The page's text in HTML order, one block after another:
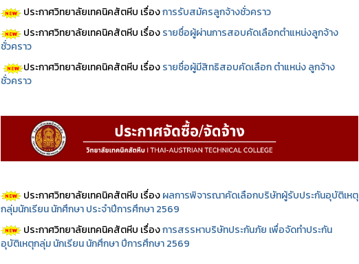
ประกาศวิทยาลัยเทคนิคสัตหีบ เรื่องการรับสมัครลูกจ้างชั่วคราว
ประกาศวิทยาลัยเทคนิคสัตหีบ เรื่องรายชื่อผู้ผ่านการสอบคัดเลือกตำแหน่งลูกจ้าง
ชั่วคราว
ประกาศวิทยาลัยเทคนิคสัตหีบ เรื่องรายชื่อผู้มีสิทธิสอบคัดเลือก ตำแหน่ง ลูกจ้าง
ชั่วคราว
ประกาศวิทยาลัยเทคนิคสัตหีบ เรื่องผลการพิจารณาคัดเลือกบริษัทผู้รับประกันอุบัติเหตุ
กลุ่มนักเรียน นักศึกษา ประจำปีการศึกษา 2569
ประกาศวิทยาลัยเทคนิคสัตหีบ เรื่องการสรรหาบริษัทประกันภัย เพื่อจัดทำประกัน
อุบัติเหตุกลุ่ม นักเรียน นักศึกษา ปีการศึกษา 2569